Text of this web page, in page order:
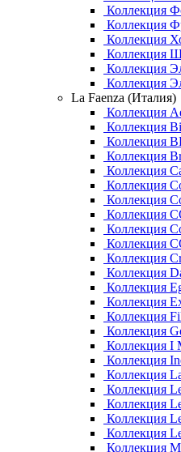
Коллекция
Коллекция
Коллекция
Коллекция
Коллекция
Коллекция
La Faenza (Италия)
Коллекция
Коллекция
Коллекция
Коллекция
Коллекция
Коллекция
Коллекция
Коллекция
Коллекция
Коллекция
Коллекция
Коллекция
Коллекция
Коллекция
Коллекция
Коллекция
Коллекция I
Коллекция
Коллекция
Коллекция
Коллекция
Коллекция
Коллекция
Коллекция